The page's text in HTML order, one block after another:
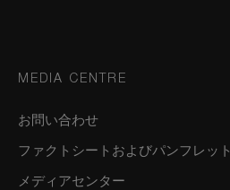
MEDIA CENTRE
お問い合わせ
ファクトシートおよびパンフレット
メディアセンター